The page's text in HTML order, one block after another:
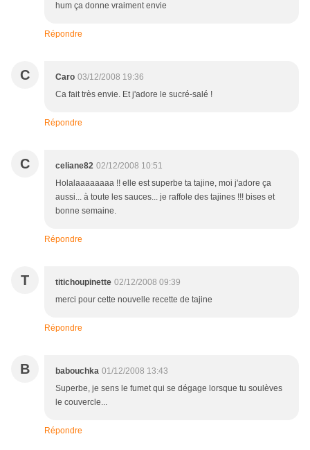
hum ça donne vraiment envie
Répondre
C Caro 03/12/2008 19:36
Ca fait très envie. Et j'adore le sucré-salé !
Répondre
C celiane82 02/12/2008 10:51
Holalaaaaaaaa !! elle est superbe ta tajine, moi j'adore ça
aussi... à toute les sauces... je raffole des tajines !!! bises et
bonne semaine.
Répondre
T titichoupinette 02/12/2008 09:39
merci pour cette nouvelle recette de tajine
Répondre
B babouchka 01/12/2008 13:43
Superbe, je sens le fumet qui se dégage lorsque tu soulèves
le couvercle...
Répondre